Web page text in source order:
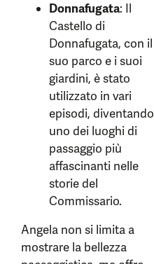
Donnafugata: Il
Castello di
Donnafugata, con il
suo parco e i suoi
giardini, è stato
utilizzato in vari
episodi, diventando
uno dei luoghi di
passaggio più
affascinanti nelle
storie del
Commissario.
Angela non si limita a
mostrare la bellezza